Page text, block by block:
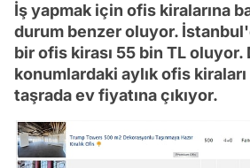
İş yapmak için ofis kiralarına
durum benzer oluyor.
bir ofis kirası 55 bin TL oluyor.
konumlardaki aylık ofis
taşrada ev fiyatına çıkıyor.